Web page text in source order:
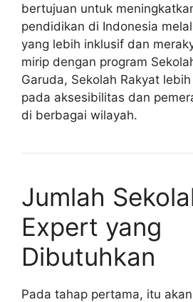
bertujuan untuk
pendidikan di Indonesia
yang lebih inklusif dan
mirip dengan program
Garuda, Sekolah Rakyat
pada aksesibilitas dan
di berbagai wilayah.
Jumlah
Expert yang
Dibutuhkan
Pada tahap pertama, itu